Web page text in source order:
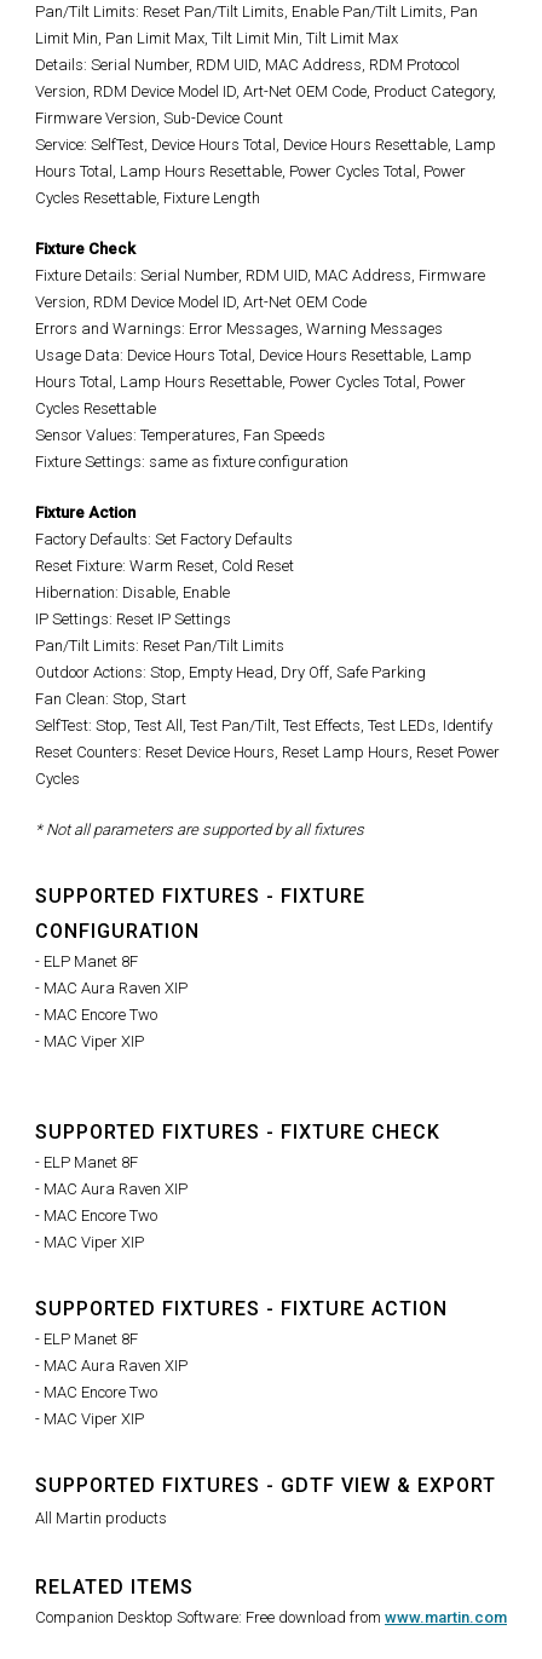
Pan/Tilt Limits: Reset Pan/Tilt Limits, Enable Pan/Tilt Limits, Pan
Limit Min, Pan Limit Max, Tilt Limit Min, Tilt Limit Max
Details: Serial Number, RDM UID, MAC Address, RDM Protocol
Version, RDM Device Model ID, Art-Net OEM Code, Product Category,
Firmware Version, Sub-Device Count
Service: SelfTest, Device Hours Total, Device Hours Resettable, Lamp
Hours Total, Lamp Hours Resettable, Power Cycles Total, Power
Cycles Resettable, Fixture Length
Fixture Check
Fixture Details: Serial Number, RDM UID, MAC Address, Firmware
Version, RDM Device Model ID, Art-Net OEM Code
Errors and Warnings: Error Messages, Warning Messages
Usage Data: Device Hours Total, Device Hours Resettable, Lamp
Hours Total, Lamp Hours Resettable, Power Cycles Total, Power
Cycles Resettable
Sensor Values: Temperatures, Fan Speeds
Fixture Settings: same as fixture configuration
Fixture Action
Factory Defaults: Set Factory Defaults
Reset Fixture: Warm Reset, Cold Reset
Hibernation: Disable, Enable
IP Settings: Reset IP Settings
Pan/Tilt Limits: Reset Pan/Tilt Limits
Outdoor Actions: Stop, Empty Head, Dry Off, Safe Parking
Fan Clean: Stop, Start
SelfTest: Stop, Test All, Test Pan/Tilt, Test Effects, Test LEDs, Identify
Reset Counters: Reset Device Hours, Reset Lamp Hours, Reset Power
Cycles
* Not all parameters are supported by all fixtures
SUPPORTED FIXTURES - FIXTURE
CONFIGURATION
- ELP Manet 8F
- MAC Aura Raven XIP
- MAC Encore Two
- MAC Viper XIP
SUPPORTED FIXTURES - FIXTURE CHECK
- ELP Manet 8F
- MAC Aura Raven XIP
- MAC Encore Two
- MAC Viper XIP
SUPPORTED FIXTURES - FIXTURE ACTION
- ELP Manet 8F
- MAC Aura Raven XIP
- MAC Encore Two
- MAC Viper XIP
SUPPORTED FIXTURES - GDTF VIEW & EXPORT
All Martin products
RELATED ITEMS
Companion Desktop Software: Free download from www.martin.com